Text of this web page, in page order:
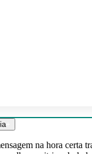
+
na hora certa